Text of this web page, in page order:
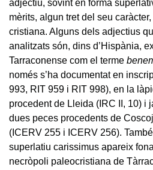
adjectiu, sovint en forma
mèrits, algun tret del seu
cristiana. Alguns dels adjectius
analitzats són, dins d’Hispània,
Tarraconense com el terme
només s’ha documentat en
993, RIT 959 i RIT 998), en la
procedent de Lleida (IRC II, 10) i
dues peces procedents de
(ICERV 255 i ICERV 256).
superlatiu carissimus apareix
necròpoli paleocristiana de